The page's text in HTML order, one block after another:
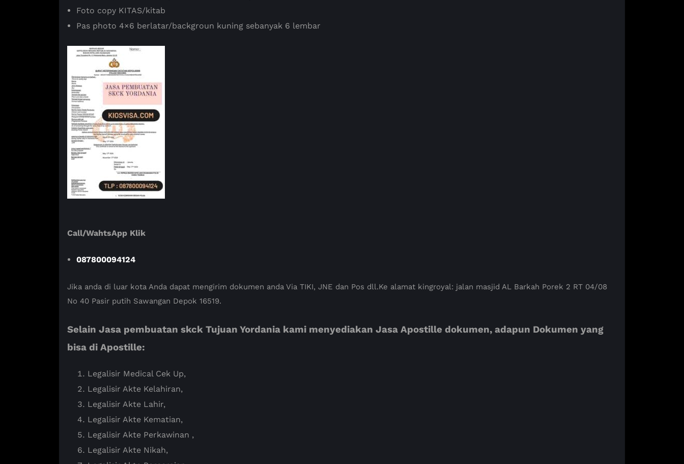
Foto copy KITAS/kitab
Pas photo 4×6 berlatar/backgroun kuning sebanyak 6 lembar
Call/WahtsApp Klik
087800094124
Jika anda di luar kota Anda dapat mengirim dokumen anda Via TIKI, JNE dan Pos dll.Ke alamat kingroyal: jalan masjid AL Barkah Porek 2 RT 04/08
No 40 Pasir putih Sawangan Depok 16519.
Selain Jasa pembuatan skck Tujuan Yordania kami menyediakan Jasa Apostille dokumen, adapun Dokumen yang
bisa di Apostille:
Legalisir Medical Cek Up,
Legalisir Akte Kelahiran,
Legalisir Akte Lahir,
Legalisir Akte Kematian,
Legalisir Akte Perkawinan ,
Legalisir Akte Nikah,